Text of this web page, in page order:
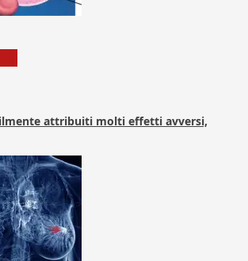
attribuiti molti effetti avversi,